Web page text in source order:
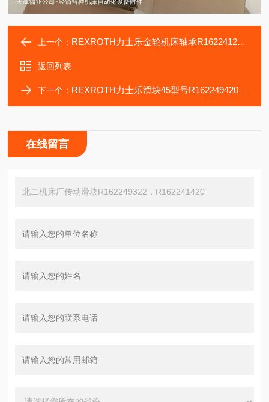
上一个： REXROTH力士乐金轮机床轴承R162241220，R162241422滑块
返回列表
下一个： REXROTH力士乐滑块45型号R162249420，R162249320机床轴承
在线留言